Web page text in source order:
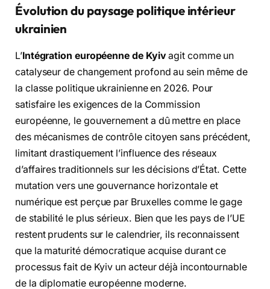
Évolution du paysage politique intérieur
ukrainien
L’Intégration européenne de Kyivagit comme un
catalyseur de changement profond au sein même de
la classe politique ukrainienne en 2026. Pour
satisfaire les exigences de la Commission
européenne, le gouvernement a dû mettre en place
des mécanismes de contrôle citoyen sans précédent,
limitant drastiquement l’influence des réseaux
d’affaires traditionnels sur les décisions d’État. Cette
mutation vers une gouvernance horizontale et
numérique est perçue par Bruxelles comme le gage
de stabilité le plus sérieux. Bien que les pays de l’UE
restent prudents sur le calendrier, ils reconnaissent
que la maturité démocratique acquise durant ce
processus fait de Kyiv un acteur déjà incontournable
de la diplomatie européenne moderne.